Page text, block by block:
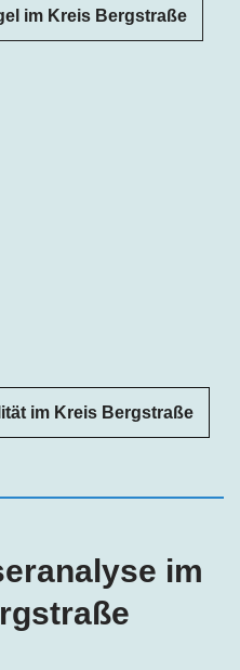
im Kreis Bergstraße
im Kreis Bergstraße
im